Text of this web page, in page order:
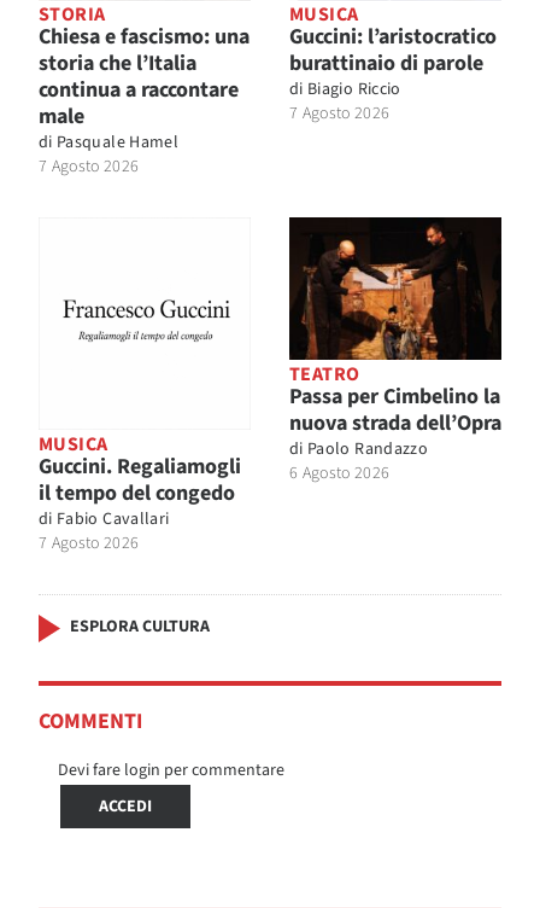
STORIA
Chiesa e fascismo: una
storia che l’Italia
continua a raccontare
male
di Pasquale Hamel
7 Agosto 2026
MUSICA
Guccini: l’aristocratico
burattinaio di parole
di Biagio Riccio
7 Agosto 2026
MUSICA
Guccini. Regaliamogli
il tempo del congedo
di Fabio Cavallari
7 Agosto 2026
TEATRO
Passa per Cimbelino la
nuova strada dell’Opra
di Paolo Randazzo
6 Agosto 2026
ESPLORA CULTURA
COMMENTI
Devi fare login per commentare
ACCEDI